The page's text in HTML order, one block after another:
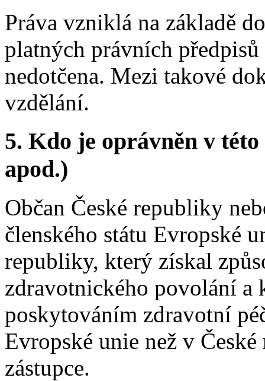
Práva vzniklá na základě
platných právních
nedotčena. Mezi takové
vzdělání.
5. Kdo je oprávněn v
apod.)
Občan České republiky
členského státu Evropské
republiky, který získal
zdravotnického povolání
poskytováním zdravotní
Evropské unie než v
zástupce.